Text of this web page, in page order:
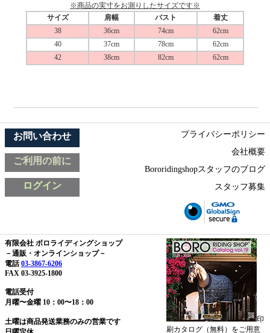
※商品の実寸をお測りしたサイズです※
サイズ
肩幅 バスト
着丈
38
36cm 74cm
62cm
40
37cm 78cm
62cm
42
38cm 82cm 62cm
お問い合わせ
ご利用の前に
ログイン
プライバシーポリシー
会社概要
Bororidingshopスタッフのブログ
スタッフ募集
有限会社 ボロライディングショップ
－通販・オンラインショップ－
電話03-3867-6206
FAX 03-3925-1800
電話受付
月曜〜金曜 10：00〜18：00
土曜は商品発送業務のみの営業です
印
刷カタログ（無料）をご用意